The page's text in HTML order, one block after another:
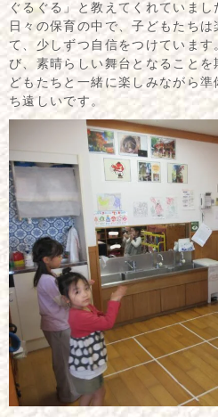
ぐるぐる」と教えてくれていまし
日々の保育の中で、子どもたち
て、少しずつ自信をつけていま
び、素晴らしい舞台となること
どもたちと一緒に楽しみながら
ち遠しいです。